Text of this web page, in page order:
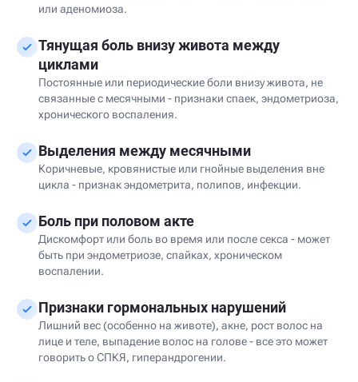
или аденомиоза.
Тянущая боль внизу живота между
циклами
Постоянные или периодические боли внизу живота, не
связанные с месячными - признаки спаек, эндометриоза,
хронического воспаления.
Выделения между месячными
Коричневые, кровянистые или гнойные выделения вне
цикла - признак эндометрита, полипов, инфекции.
Боль при половом акте
Дискомфорт или боль во время или после секса - может
быть при эндометриозе, спайках, хроническом
воспалении.
Признаки гормональных нарушений
Лишний вес (особенно на животе), акне, рост волос на
лице и теле, выпадение волос на голове - все это может
говорить о СПКЯ, гиперандрогении.